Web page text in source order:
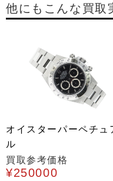
他にもこんな買取
オイスターパーペチュ
ル
買取参考価格
¥250000